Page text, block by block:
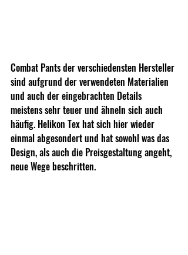
Combat Pants der verschiedensten Hersteller
sind aufgrund der verwendeten Materialien
und auch der eingebrachten Details
meistens sehr teuer und ähneln sich auch
häufig. Helikon Tex hat sich hier wieder
einmal abgesondert und hat sowohl was das
Design, als auch die Preisgestaltung angeht,
neue Wege beschritten.